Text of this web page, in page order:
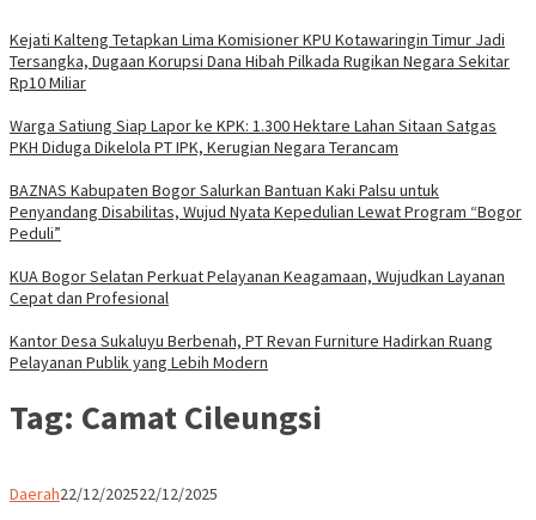
Kejati Kalteng Tetapkan Lima Komisioner KPU Kotawaringin Timur Jadi
Tersangka, Dugaan Korupsi Dana Hibah Pilkada Rugikan Negara Sekitar
Rp10 Miliar
Warga Satiung Siap Lapor ke KPK: 1.300 Hektare Lahan Sitaan Satgas
PKH Diduga Dikelola PT IPK, Kerugian Negara Terancam
BAZNAS Kabupaten Bogor Salurkan Bantuan Kaki Palsu untuk
Penyandang Disabilitas, Wujud Nyata Kepedulian Lewat Program “Bogor
Peduli”
KUA Bogor Selatan Perkuat Pelayanan Keagamaan, Wujudkan Layanan
Cepat dan Profesional
Kantor Desa Sukaluyu Berbenah, PT Revan Furniture Hadirkan Ruang
Pelayanan Publik yang Lebih Modern
Tag: Camat Cileungsi
DaerahParlemen
22/12/202522/12/2025